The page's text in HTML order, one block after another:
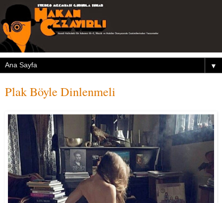
▼
Plak Böyle Dinlenmeli